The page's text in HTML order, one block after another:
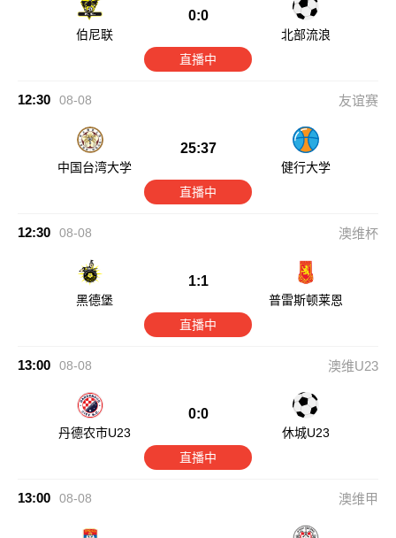
伯尼联
0:0
北部流浪
直播中
12:30 08-08 友谊赛
中国台湾大学
25:37
健行大学
直播中
12:30 08-08 澳维杯
黑德堡
1:1
普雷斯顿莱恩
直播中
13:00 08-08 澳维U23
丹德农市U23
0:0
休城U23
直播中
13:00 08-08 澳维甲